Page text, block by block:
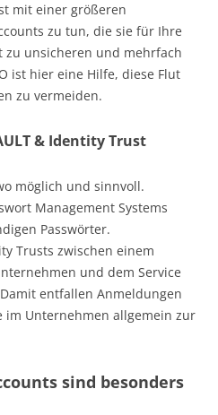
mit einer größeren
zu tun, die sie für Ihre
unsicheren und mehrfach
ist hier eine Hilfe, diese Flut
zu vermeiden.
& Identity Trust
möglich und sinnvoll.
Management Systems
Passwörter.
Trusts zwischen einem
und dem Service
entfallen Anmeldungen
im Unternehmen allgemein zur
sind besonders